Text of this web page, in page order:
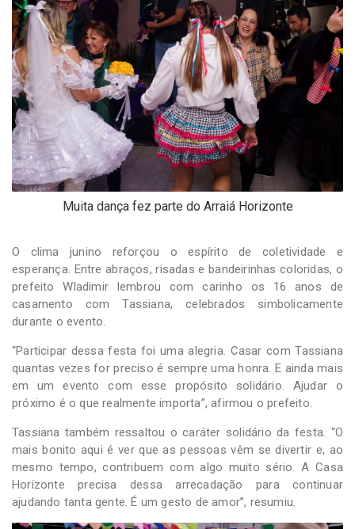
Muita dança fez parte do Arraiá Horizonte
O clima junino reforçou o espírito de coletividade e
esperança. Entre abraços, risadas e bandeirinhas coloridas, o
prefeito Wladimir lembrou com carinho os 16 anos de
casamento com Tassiana, celebrados simbolicamente
durante o evento.
“Participar dessa festa foi uma alegria. Casar com Tassiana
quantas vezes for preciso é sempre uma honra. E ainda mais
em um evento com esse propósito solidário. Ajudar o
próximo é o que realmente importa”, afirmou o prefeito.
Tassiana também ressaltou o caráter solidário da festa. “O
mais bonito aqui é ver que as pessoas vêm se divertir e, ao
mesmo tempo, contribuem com algo muito sério. A Casa
Horizonte precisa dessa arrecadação para continuar
ajudando tanta gente. É um gesto de amor”, resumiu.